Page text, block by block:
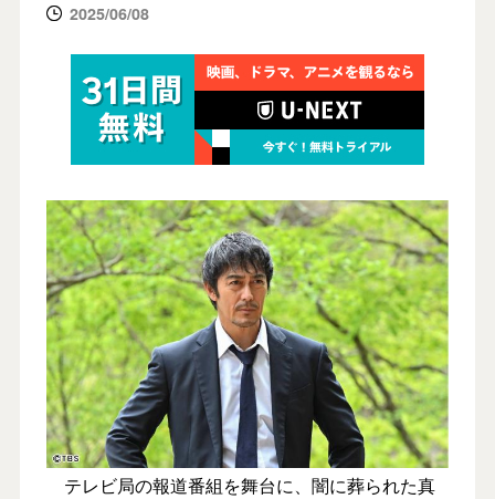
2025/06/08
テレビ局の報道番組を舞台に、闇に葬られた真